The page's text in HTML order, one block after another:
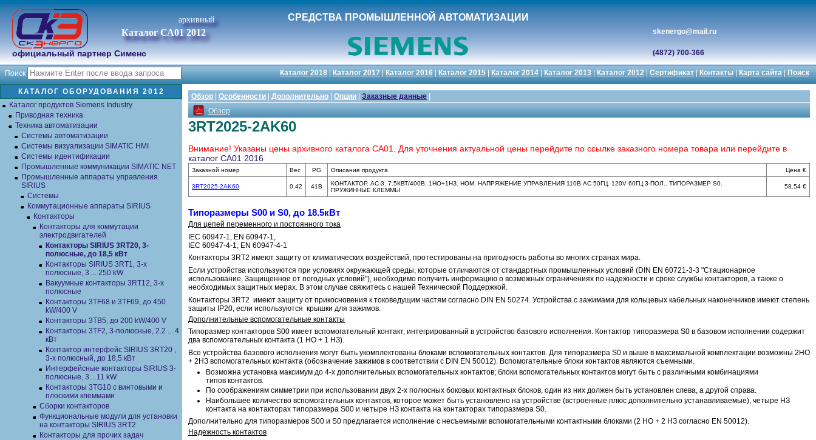
СРЕДСТВА ПРОМЫШЛЕННОЙ АВТОМАТИЗАЦИИ
официальный партнер Сименс
Каталог СА01 2012
архивный
(4872) 700-366
skenergo@mail.ru
Поиск Каталог 2018|Каталог 2017|Каталог 2016|Каталог 2015|Каталог 2014|Каталог 2013|Каталог 2012|Сертификат|Контакты|Карта сайта|Поиск
Обзор Особенности Дополнительно Опции Заказные данные
Обзор
3RT2025-2AK60
Внимание! Указаны цены архивного каталога СА01. Для уточнения актуальной цены перейдите по ссылке заказного номера товара или перейдите в
каталог СА01 2016
Заказной номер Вес PG Описание продукта Цена
3RT2025-2AK60 0.42 41B
КОНТАКТОР. AC-3. 7.5КВТ/400В. 1НО+1НЗ. НОМ. НАПРЯЖЕНИЕ УПРАВЛЕНИЯ 110В АС 50ГЦ. 120V 60ГЦ 3-ПОЛ.. ТИПОРАЗМЕР S0.
ПРУЖИННЫЕ КЛЕММЫ
58.54
Типоразмеры S00 и S0, до 18.5кВт
Для цепей переменного и постоянного тока
IEC 60947-1, EN 60947-1,
IEC 60947-4-1, EN 60947-4-1
Контакторы 3RT2 имеют защиту от климатических воздействий, протестированы на пригодность работы во многих странах мира.
Если устройства используются при условиях окружающей среды, которые отличаются от стандартных промышленных условий (DIN EN 60721-3-3 "Стационарное
использование, Защищенное от погодных условий"), необходимо получить информацию о возможных ограничениях по надежности и сроке службы контакторов, а также о
необходимых защитных мерах. В этом случае свяжитесь с нашей Технической Поддержкой.
Контакторы 3RT2 имеют защиту от прикосновения к токоведущим частям согласно DIN EN 50274. Устройства с зажимами для кольцевых кабельных наконечников имеют степень
защиты IP20, если используются крышки для зажимов.
Дополнительные вспомогательные контакты
Типоразмер контакторов S00 имеет вспомогательный контакт, интегрированный в устройство базового исполнения. Контактор типоразмера S0 в базовом исполнении содержит
два вспомогательных контакта (1 НО + 1 НЗ).
Все устройства базового исполнения могут быть укомплектованы блоками вспомогательных контактов. Для типоразмера S0 и выше в максимальной комплектации возможны 2НО
+ 2НЗ вспомогательных контакта (обозначение зажимов в соответствии с DIN EN 50012). Вспомогательные блоки контактов являются съемными.
Возможна установка максимум до 4-х дополнительных вспомогательных контактов; блоки вспомогательных контактов могут быть с различными комбинациями
типов контактов.
По соображениям симметрии при использовании двух 2-х полюсных боковых контактных блоков, один из них должен быть установлен слева, а другой справа.
Наибольшее количество вспомогательных контактов, которое может быть установлено на устройстве (встроенные плюс дополнительно устанавливаемые), четыре НЗ
контакта на контакторах типоразмера S00 и четыре НЗ контакта на контакторах типоразмера S0.
Дополнительно для типоразмеров S00 и S0 предлагается исполнение с несъемными вспомогательными контактными блоками (2 НО + 2 НЗ согласно EN 50012).
Надежность контактов
КАТАЛОГ ОБОРУДОВАНИЯ 2012
Каталог продуктов Siemens Industry
Приводная техника
Техника автоматизации
Системы автоматизации
Системы визуализации SIMATIC HMI
Системы идентификации
Промышленные коммуникации SIMATIC NET
Промышленные аппараты управления
SIRIUS
Системы
Коммутационные аппараты SIRIUS
Контакторы
Контакторы для коммутации
электродвигателей
Контакторы SIRIUS 3RT20, 3-
полюсные, до 18,5 кВт
Контакторы SIRIUS 3RT1, 3-х
полюсные, 3 ... 250 kW
Вакуумные контакторы 3RT12, 3-х
полюсные
Контакторы 3TF68 и 3TF69, до 450
kW/400 V
Контакторы 3TB5, до 200 kW/400 V
Контакторы 3TF2, 3-полюсные, 2.2 ... 4
кВт
Контактор интерфейс SIRIUS 3RT20 ,
3-х полюсный, до 18,5 кВт
Интерфейсные контакторы SIRIUS 3-
полюсные, 3…11 kW
Контакторы 3TG10 c винтовыми и
плоскими клеммами
Сборки контакторов
Функциональные модули для установки
на контакторы SIRIUS 3RT2
Контакторы для прочих задач